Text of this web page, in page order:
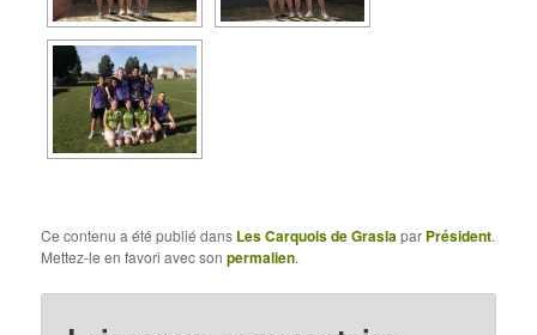
Ce contenu a été publié dans Les Carquois de Graslapar Président.
Mettez-le en favori avec sonpermalien.